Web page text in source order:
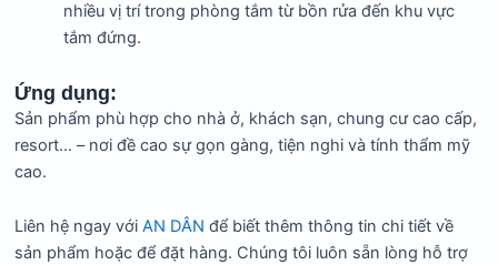
nhiều vị trí trong phòng tắm từ bồn rửa đến khu vực
tắm đứng.
Ứng dụng:
Sản phẩm phù hợp cho nhà ở, khách sạn, chung cư cao cấp,
resort… – nơi đề cao sự gọn gàng, tiện nghi và tính thẩm mỹ
cao.
Liên hệ ngay vớiAN DÂN để biết thêm thông tin chi tiết về
sản phẩm hoặc để đặt hàng. Chúng tôi luôn sẵn lòng hỗ trợ